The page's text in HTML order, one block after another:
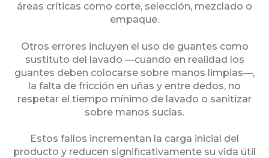
áreas críticas como corte, selección, mezclado o
empaque.
Otros errores incluyen el uso de guantes como
sustituto del lavado —cuando en realidad los
guantes deben colocarse sobre manos limpias—,
la falta de fricción en uñas y entre dedos, no
respetar el tiempo mínimo de lavado o sanitizar
sobre manos sucias.
Estos fallos incrementan la carga inicial del
producto y reducen significativamente su vida útil